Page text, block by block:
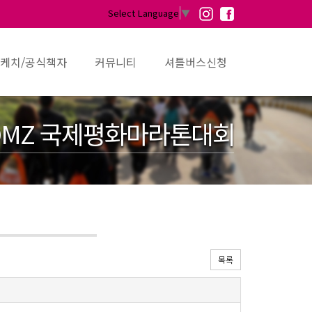
Select Language ▼
치/공식책자 커뮤니티 셔틀버스신청
국제평화마라톤대회
목록